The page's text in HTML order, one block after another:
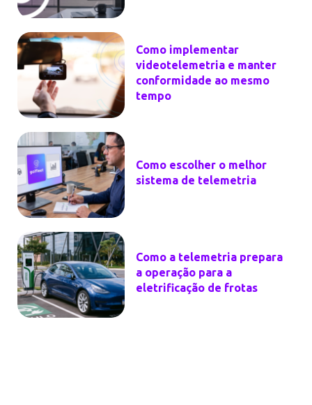
Como implementar
videotelemetria e manter
conformidade ao mesmo
tempo
Como escolher o melhor
sistema de telemetria
Como a telemetria prepara
a operação para a
eletrificação de frotas